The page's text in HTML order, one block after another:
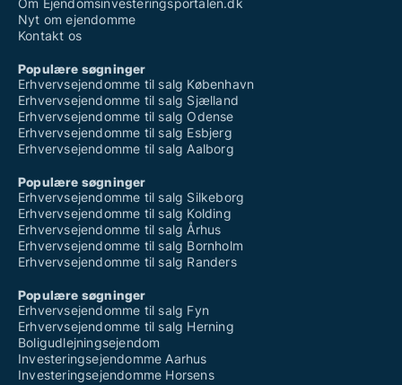
Om Ejendomsinvesteringsportalen.dk
Nyt om ejendomme
Kontakt os
Populære søgninger
Erhvervsejendomme til salg København
Erhvervsejendomme til salg Sjælland
Erhvervsejendomme til salg Odense
Erhvervsejendomme til salg Esbjerg
Erhvervsejendomme til salg Aalborg
Populære søgninger
Erhvervsejendomme til salg Silkeborg
Erhvervsejendomme til salg Kolding
Erhvervsejendomme til salg Århus
Erhvervsejendomme til salg Bornholm
Erhvervsejendomme til salg Randers
Populære søgninger
Erhvervsejendomme til salg Fyn
Erhvervsejendomme til salg Herning
Boligudlejningsejendom
Investeringsejendomme Aarhus
Investeringsejendomme Horsens